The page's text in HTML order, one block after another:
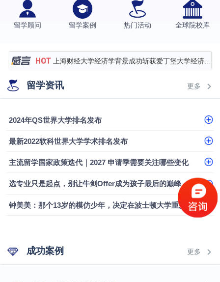
留学顾问 留学案例 热门活动 全球院校库
格拉斯哥大学国际商务硕士录取案例
伯明翰大学数字媒体与创意产业硕士录取案例
Offer
上海财经大学经济学背景成功斩获爱丁堡大学经济学
硕士录取
数学背景的他，靠“供应链”故事敲开哥大、宾大之门
专科逆袭伦敦大学学院UCL录取案例解析
留学资讯 更多
2024年QS世界大学排名发布
最新2022软科世界大学学术排名发布
主流留学国家政策迭代｜2027 申请季需要关注哪些变化
选专业只是起点，别让牛剑Offer成为孩子最后的巅峰
钟美美：那个13岁的模仿少年，决定在波士顿大学重新定义自己
成功案例 更多